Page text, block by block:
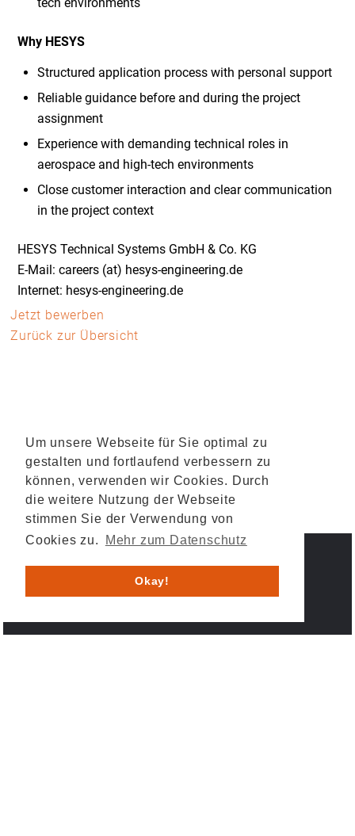
Um unsere Webseite für Sie optimal zu
gestalten und fortlaufend verbessern zu
können, verwenden wir Cookies. Durch
die weitere Nutzung der Webseite
stimmen Sie der Verwendung von
Cookies zu.
Mehr zum Datenschutz
Okay!
Why HESYS
Structured application process with personal support
Reliable guidance before and during the project
assignment
Experience with demanding technical roles in
aerospace and high-tech environments
Close customer interaction and clear communication
in the project context
HESYS Technical Systems GmbH & Co. KG
E-Mail: careers (at) hesys-engineering.de
Internet: hesys-engineering.de
Jetzt bewerben
Zurück zur Übersicht
© 2026 HESYS TechnicalSystems GmbH & Co. KG .